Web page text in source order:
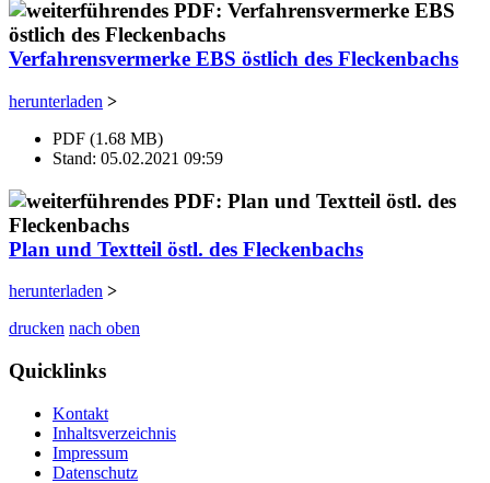
Verfahrensvermerke EBS östlich des Fleckenbachs
herunterladen >
PDF (1.68 MB)
Stand: 05.02.2021 09:59
Plan und Textteil östl. des Fleckenbachs
herunterladen >
drucken nach oben
Quicklinks
Kontakt
Inhaltsverzeichnis
Impressum
Datenschutz